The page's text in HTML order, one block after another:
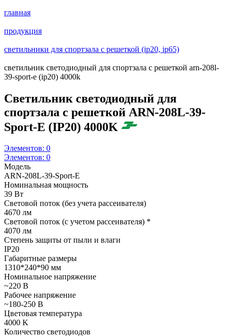
главная
продукция
светильники для спортзала с решеткой (ip20, ip65)
светильник светодиодный для спортзала с решеткой arn-208l-
39-sport-e (ip20) 4000k
Светильник светодиодный для
спортзала с решеткой ARN-208L-39-
Sport-E (IP20) 4000K
Элементов: 0
Элементов: 0
Модель
ARN-208L-39-Sport-E
Номинальная мощность
39 Вт
Световой поток (без учета рассеивателя)
4670 лм
Световой поток (с учетом рассеивателя) *
4070 лм
Степень защиты от пыли и влаги
IP20
Габаритные размеры
1310*240*90 мм
Номинальное напряжение
~220 В
Рабочее напряжение
~180-250 В
Цветовая температура
4000 K
Количество светодиодов